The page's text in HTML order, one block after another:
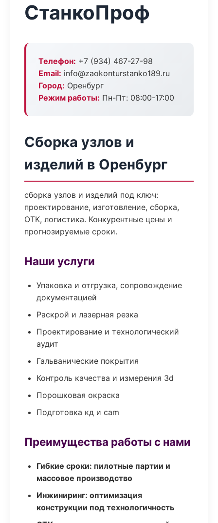
СтанкоПроф
Телефон: +7 (934) 467-27-98
Email: info@zaokonturstanko189.ru
Город: Оренбург
Режим работы: Пн-Пт: 08:00-17:00
Сборка узлов и
изделий в Оренбург
сборка узлов и изделий под ключ:
проектирование, изготовление, сборка,
ОТК, логистика. Конкурентные цены и
прогнозируемые сроки.
Наши услуги
Упаковка и отгрузка, сопровождение
документацией
Раскрой и лазерная резка
Проектирование и технологический
аудит
Гальванические покрытия
Контроль качества и измерения 3d
Порошковая окраска
Подготовка кд и cam
Преимущества работы с нами
Гибкие сроки: пилотные партии и
массовое производство
Инжиниринг: оптимизация
конструкции под технологичность